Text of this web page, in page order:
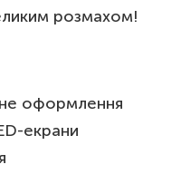
розмахом!
оформлення
екрани